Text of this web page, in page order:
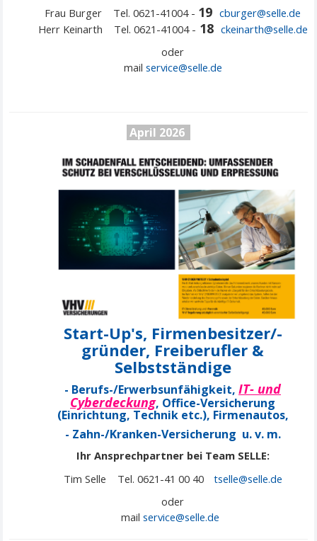
Frau Burger Tel. 0621-41004 - 19 cburger@selle.de
Herr Keinarth Tel. 0621-41004 - 18 ckeinarth@selle.de
oder
mail service@selle.de
April 2026
Start-Up's, Firmenbesitzer/-
gründer, Freiberufler &
Selbstständige
- Berufs-/Erwerbsunfähigkeit, IT- und
Cyberdeckung, Office-Versicherung
(Einrichtung, Technik etc.), Firmenautos,
- Zahn-/Kranken-Versicherung u. v. m.
Ihr Ansprechpartner bei Team SELLE:
Tim Selle Tel. 0621-41 00 40
tselle@selle.de
oder
mail service@selle.de